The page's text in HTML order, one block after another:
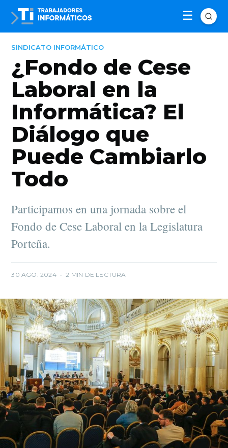
SINDICATO INFORMÁTICO
¿Fondo de Cese
Laboral en la
Informática? El
Diálogo que
Puede Cambiarlo
Todo
Participamos en una jornada sobre el
Fondo de Cese Laboral en la Legislatura
Porteña.
30 AGO. 2024 • 2 MIN DE LECTURA